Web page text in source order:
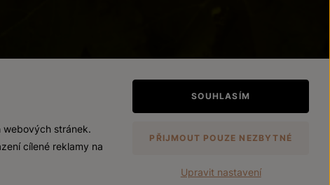
webových stránek.
cílené reklamy na
SOUHLASÍM
PŘIJMOUT POUZE NEZBYTNÉ
Upravit nastavení